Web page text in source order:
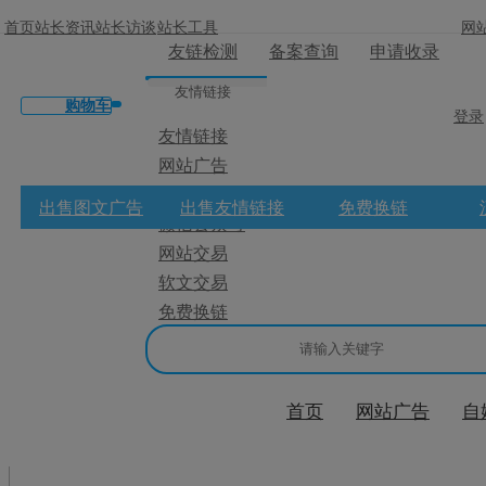
首页 站长资讯站长访谈站长工具
友链检测 备案查询 申请收录
网
登录
友情链接
友情链接
网站广告
网站交易
软文交易
免费换链
购物车
首页 网站广告 自
出售图文广告 出售友情链接 免费换链
×